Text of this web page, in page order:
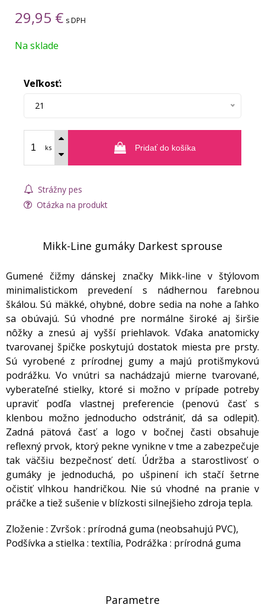
29,95 € s DPH
Na sklade
Veľkosť:
21
ks Pridať do košíka
Strážny pes
Otázka na produkt
Mikk-Line gumáky Darkest sprouse
Gumené čižmy dánskej značky Mikk-line v štýlovom
minimalistickom prevedení s nádhernou farebnou
škálou. Sú mäkké, ohybné, dobre sedia na nohe a ľahko
sa obúvajú. Sú vhodné pre normálne široké aj širšie
nôžky a znesú aj vyšší priehlavok. Vďaka anatomicky
tvarovanej špičke poskytujú dostatok miesta pre prsty.
Sú vyrobené z prírodnej gumy a majú protišmykovú
podrážku. Vo vnútri sa nachádzajú mierne tvarované,
vyberateľné stielky, ktoré si možno v prípade potreby
upraviť podľa vlastnej preferencie (penovú časť s
klenbou možno jednoducho odstrániť, dá sa odlepiť).
Zadná pätová časť a logo v bočnej časti obsahuje
reflexný prvok, ktorý pekne vynikne v tme a zabezpečuje
tak väčšiu bezpečnosť detí. Údržba a starostlivosť o
gumáky je jednoduchá, po ušpinení ich stačí šetrne
očistiť vlhkou handričkou. Nie sú vhodné na pranie v
práčke a tiež sušenie v blízkosti silnejšieho zdroja tepla.
Zloženie : Zvršok : prírodná guma (neobsahujú PVC),
Podšívka a stielka : textília, Podrážka : prírodná guma
Parametre